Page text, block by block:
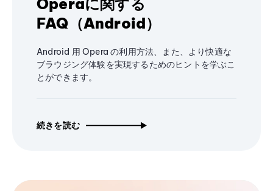
Operaに関する
FAQ（Android）
Android 用 Opera の利用方法、また、より快適な
ブラウジング体験を実現するためのヒントを学ぶこ
とができます。
続きを読む